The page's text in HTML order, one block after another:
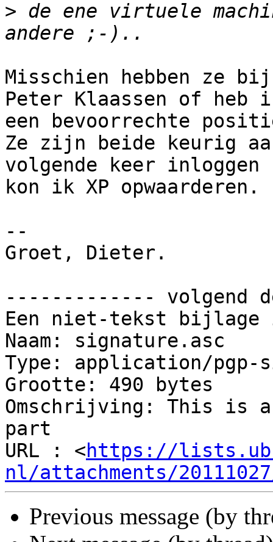
> de ene virtuele
Misschien hebben ze
Peter Klaassen of heb
een bevoorrechte
Ze zijn beide keurig
volgende keer inloggen
kon ik XP opwaarderen.
--
Groet, Dieter.
------------- volgend
Een niet-tekst
Naam: signature.asc
Type: application/pgp-
Grootte: 490 bytes
Omschrijving: This is
part
URL : <https://
nl/attachments/
Previous message (by